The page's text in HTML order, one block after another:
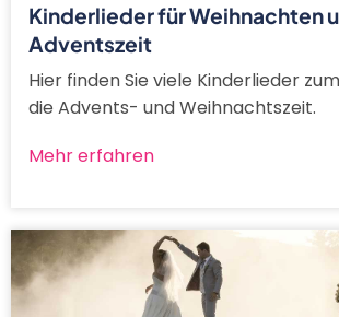
Kinderlieder für Weihnachten
Adventszeit
Hier finden Sie viele Kinderlieder
die Advents- und Weihnachtszeit.
Mehr erfahren